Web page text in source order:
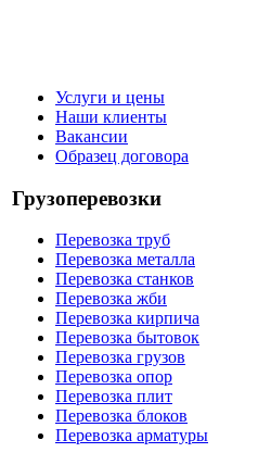
Услуги и цены
Наши клиенты
Вакансии
Образец договора
Грузоперевозки
Перевозка труб
Перевозка металла
Перевозка станков
Перевозка жби
Перевозка кирпича
Перевозка бытовок
Перевозка грузов
Перевозка опор
Перевозка плит
Перевозка блоков
Перевозка арматуры